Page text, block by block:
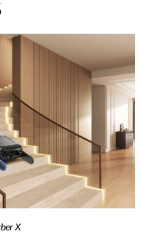
X